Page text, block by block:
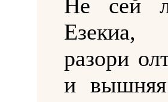
Не сей
разори
и